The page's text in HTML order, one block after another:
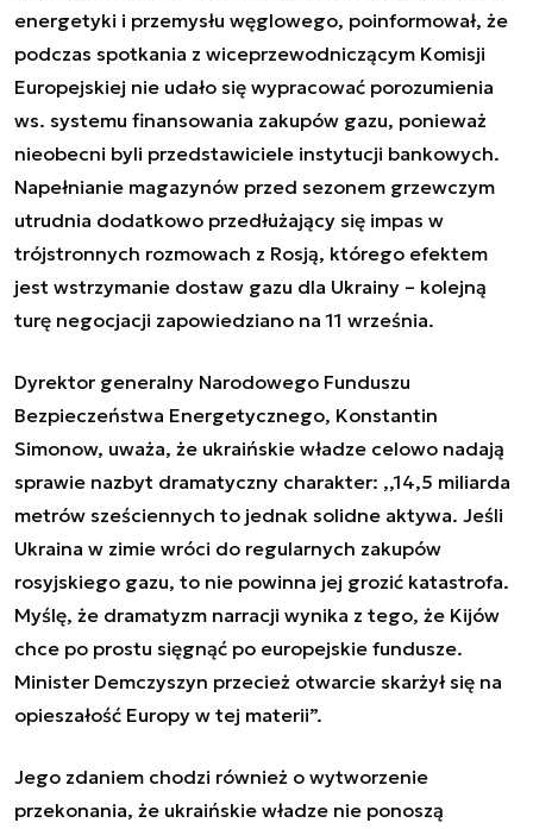
energetyki i przemysłu węglowego, poinformował, że
podczas spotkania z wiceprzewodniczącym Komisji
Europejskiej nie udało się wypracować porozumienia
ws. systemu finansowania zakupów gazu, ponieważ
nieobecni byli przedstawiciele instytucji bankowych.
Napełnianie magazynów przed sezonem grzewczym
utrudnia dodatkowo przedłużający się impas w
trójstronnych rozmowach z Rosją, którego efektem
jest wstrzymanie dostaw gazu dla Ukrainy – kolejną
turę negocjacji zapowiedziano na 11 września.
Dyrektor generalny Narodowego Funduszu
Bezpieczeństwa Energetycznego, Konstantin
Simonow, uważa, że ukraińskie władze celowo nadają
sprawie nazbyt dramatyczny charakter: ,,14,5 miliarda
metrów sześciennych to jednak solidne aktywa. Jeśli
Ukraina w zimie wróci do regularnych zakupów
rosyjskiego gazu, to nie powinna jej grozić katastrofa.
Myślę, że dramatyzm narracji wynika z tego, że Kijów
chce po prostu sięgnąć po europejskie fundusze.
Minister Demczyszyn przecież otwarcie skarżył się na
opieszałość Europy w tej materii”.
Jego zdaniem chodzi również o wytworzenie
przekonania, że ukraińskie władze nie ponoszą